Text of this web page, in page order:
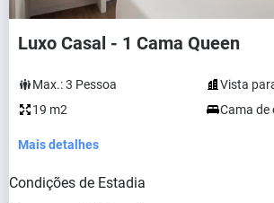
Luxo Casal - 1 Cama Queen
Max.:3 Pessoa
Vista
19 m2
Cama de
Mais detalhes
Condições de Estadia